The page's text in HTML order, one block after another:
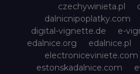
czechywinieta.pl
dalnicnipoplatky.com
digital-vignette.de
e-
edalnice.org
edalnice.pl
electroniceviniete.com
estonskadalnice.com